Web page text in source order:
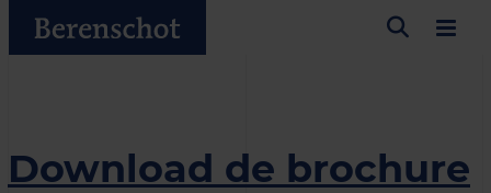
Download de brochure